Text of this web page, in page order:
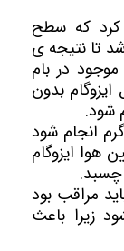
کرد که سطح
تا نتیجه ی
در بام
ایزوگام بدون
شود.
انجام شود
هوا ایزوگام
مراقب بود
زیرا باعث